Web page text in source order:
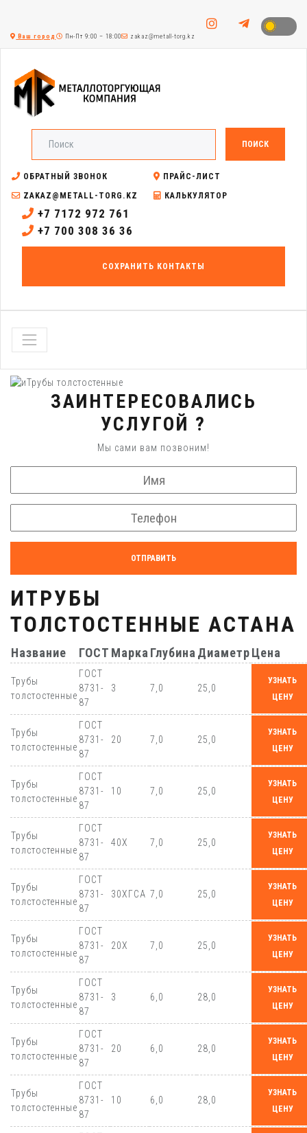
Ваш город Пн-Пт 9:00 – 18:00 zakaz@metall-torg.kz
ПОИСК
ОБРАТНЫЙ ЗВОНОК
ПРАЙС-ЛИСТ
ZAKAZ@METALL-TORG.KZ
КАЛЬКУЛЯТОР
+7 7172 972 761
+7 700 308 36 36
СОХРАНИТЬ КОНТАКТЫ
ЗАИНТЕРЕСОВАЛИСЬ
УСЛУГОЙ ?
Мы сами вам позвоним!
ОТПРАВИТЬ
ИТРУБЫ
ТОЛСТОСТЕННЫЕ АСТАНА
Название ГОСТ Марка Глубина ДиаметрЦена
Трубы
толстостенные
ГОСТ
8731-
87
3 7,0 25,0
УЗНАТЬ
ЦЕНУ
Трубы
толстостенные
ГОСТ
8731-
87
20 7,0 25,0
УЗНАТЬ
ЦЕНУ
Трубы
толстостенные
ГОСТ
8731-
87
10 7,0 25,0
УЗНАТЬ
ЦЕНУ
Трубы
толстостенные
ГОСТ
8731-
87
40Х 7,0 25,0
УЗНАТЬ
ЦЕНУ
Трубы
толстостенные
ГОСТ
8731-
87
30ХГСА 7,0 25,0
УЗНАТЬ
ЦЕНУ
Трубы
толстостенные
ГОСТ
8731-
87
20Х 7,0 25,0
УЗНАТЬ
ЦЕНУ
Трубы
толстостенные
ГОСТ
8731-
87
3 6,0 28,0
УЗНАТЬ
ЦЕНУ
Трубы
толстостенные
ГОСТ
8731-
87
20 6,0 28,0
УЗНАТЬ
ЦЕНУ
Трубы
толстостенные
ГОСТ
8731-
87
10 6,0 28,0
УЗНАТЬ
ЦЕНУ